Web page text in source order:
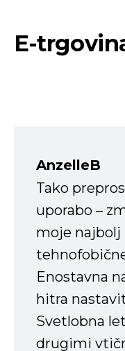
E-
AnzelleB
Tako
uporabo –
moje najbolj
Enostavna
hitra
Svetlobna
drugimi